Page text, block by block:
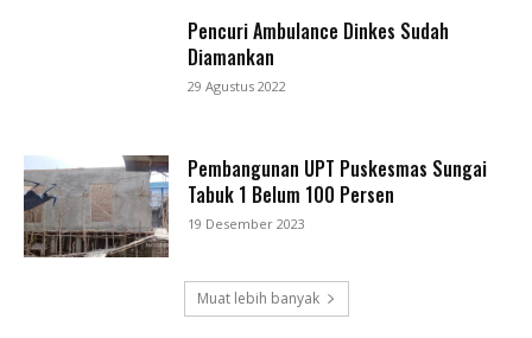
Pencuri Ambulance Dinkes Sudah
Diamankan
29 Agustus 2022
Pembangunan UPT Puskesmas Sungai
Tabuk 1 Belum 100 Persen
19 Desember 2023
Muat lebih banyak